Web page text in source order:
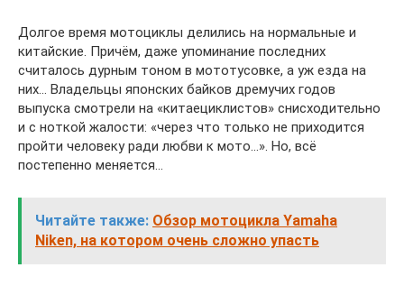
Долгое время мотоциклы делились на нормальные и
китайские. Причём, даже упоминание последних
считалось дурным тоном в мототусовке, а уж езда на
них… Владельцы японских байков дремучих годов
выпуска смотрели на «китаециклистов» снисходительно
и с ноткой жалости: «через что только не приходится
пройти человеку ради любви к мото…». Но, всё
постепенно меняется…
Читайте также: Обзор мотоцикла Yamaha
Niken, на котором очень сложно упасть